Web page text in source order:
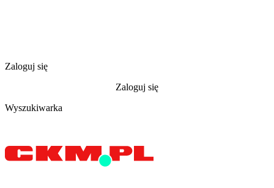
Zaloguj się
Zaloguj się
Wyszukiwarka